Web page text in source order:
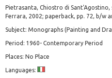
Pietrasanta, Chiostro di
Ferrara, 2002; paperback, pp. 72, b/w
Subject: Monographs (Painting and
Period: 1960- Contemporary Period
Places: No Place
Languages: